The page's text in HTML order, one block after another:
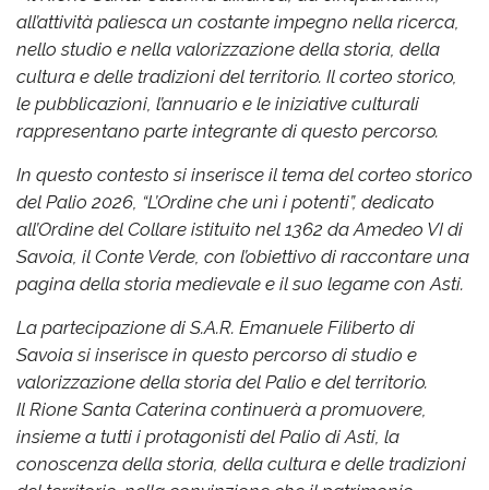
all’attività paliesca un costante impegno nella ricerca,
nello studio e nella valorizzazione della storia, della
cultura e delle tradizioni del territorio. Il corteo storico,
le pubblicazioni, l’annuario e le iniziative culturali
rappresentano parte integrante di questo percorso.
In questo contesto si inserisce il tema del corteo storico
del Palio 2026, “L’Ordine che unì i potenti”, dedicato
all’Ordine del Collare istituito nel 1362 da Amedeo VI di
Savoia, il Conte Verde, con l’obiettivo di raccontare una
pagina della storia medievale e il suo legame con Asti.
La partecipazione di S.A.R. Emanuele Filiberto di
Savoia si inserisce in questo percorso di studio e
valorizzazione della storia del Palio e del territorio.
Il Rione Santa Caterina continuerà a promuovere,
insieme a tutti i protagonisti del Palio di Asti, la
conoscenza della storia, della cultura e delle tradizioni